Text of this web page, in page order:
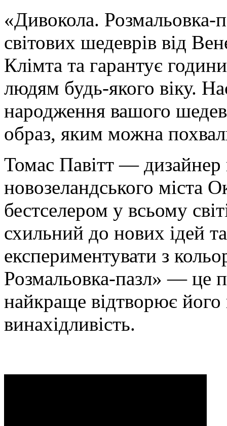
«Дивокола. Розмальовка-
світових шедеврів від
Клімта та гарантує
людям будь-якого віку.
народження вашого
образ, яким можна
Томас Павітт — дизайнер
новозеландського міста
бестселером у всьому
схильний до нових ідей
експериментувати з
Розмальовка-пазл» — це
найкраще відтворює його
винахідливість.